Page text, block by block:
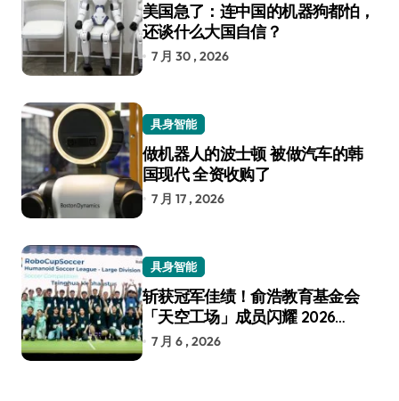
美国急了：连中国的机器狗都怕，
还谈什么大国自信？
7 月 30 , 2026
具身智能
做机器人的波士顿 被做汽车的韩
国现代 全资收购了
7 月 17 , 2026
具身智能
斩获冠军佳绩！俞浩教育基金会
「天空工场」成员闪耀 2026
RoboCup 机器人世界杯
7 月 6 , 2026